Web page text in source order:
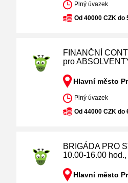
Plný úvazek
Od 40000 CZK do
FINANČNÍ
pro
Hlavní město
Plný úvazek
Od 44000 CZK do
BRIGÁDA PRO
10.00-16.00
Hlavní město